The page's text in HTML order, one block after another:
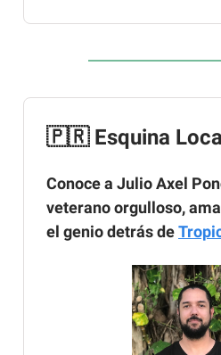
🇵🇷 Esquina Local
Conoce a Julio Axel
veterano orgulloso,
el genio detrás de